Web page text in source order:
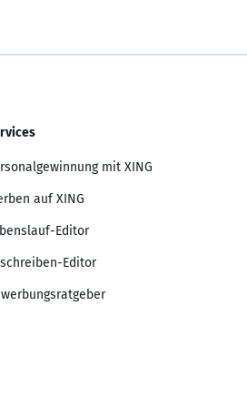
mit XING
auf XING
Editor
Editor